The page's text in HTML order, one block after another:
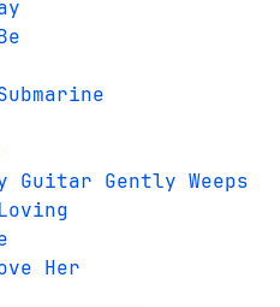
Guitar Gently Weeps
Her